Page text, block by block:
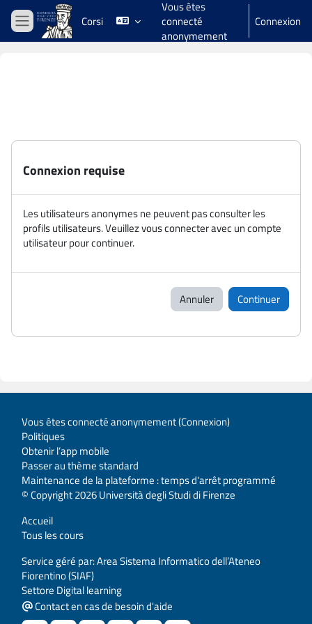
Passer au contenu principal
Panneau latéral
Corsi
Vous êtes
connecté
anonymement
Connexion
Connexion requise
Les utilisateurs anonymes ne peuvent pas consulter les
profils utilisateurs. Veuillez vous connecter avec un compte
utilisateur pour continuer.
Annuler Continuer
Vous êtes connecté anonymement (Connexion)
Politiques
Obtenir l’app mobile
Passer au thème standard
Maintenance de la plateforme : temps d'arrêt programmé
© Copyright 2026 Università degli Studi di Firenze
Accueil
Tous les cours
Service géré par: Area Sistema Informatico dell’Ateneo
Fiorentino (SIAF)
Settore Digital learning
Contact en cas de besoin d'aide